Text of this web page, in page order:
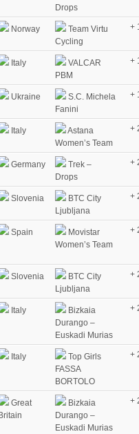
Drops
Norway
Team Virtu
Cycling
+
Italy
VALCAR
PBM
+
Ukraine
S.C. Michela
Fanini
+
Italy
Astana
Women’s Team
+
Germany
Trek –
Drops
+
Slovenia
BTC City
Ljubljana
+
Spain
Movistar
Women’s Team
+
Slovenia
BTC City
Ljubljana
+
Italy
Bizkaia
Durango –
Euskadi Murias
+
Italy
Top Girls
FASSA
BORTOLO
+
Great
Britain
Bizkaia
Durango –
Euskadi Murias
+